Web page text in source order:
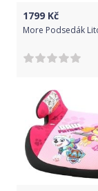
1799 Kč